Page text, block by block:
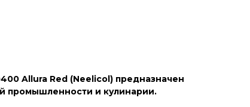
Allura Red (Neelicol) предназначен
промышленности и кулинарии.